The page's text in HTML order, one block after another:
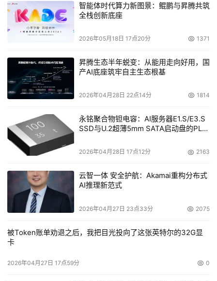
智能体时代算力新图景：鲲鹏与昇腾共筑
全栈创新底座
2026年05月18日 17点20分 1371
昇腾生态半年蜕变：从能用走向好用，国
产AI底座筑牢自主生态根基
2026年04月28日 22点14分 1814
永铭聚合物钽电容：AI服务器E1.S/E3.S
SSD与U.2超薄5mm SATA启动盘的PLP
2026年04月28日 17点12分 2163
云智一体 安全护航：Akamai重构分布式
AI推理新范式
2026年04月27日 23点33分 2075
被Token账单劝退之后，我把目光投向了这张英特尔的32G显
卡
2026年04月27日 17点59分 0